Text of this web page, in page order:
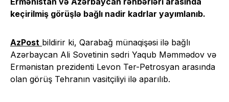
keçirilmiş görüşlə bağlı nadir kadrlar yayımlanıb.
AzPost bildirir ki, Qarabağ münaqişəsi ilə bağlı
Azərbaycan Ali Sovetinin sədri Yaqub Məmmədov və
Ermənistan prezidenti Levon Ter-Petrosyan arasında
olan görüş Tehranın vasitçiliyi ilə aparılıb.